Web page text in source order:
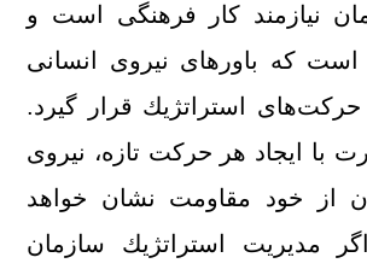
نیازمند كار فرهنگی است و
كه باورهای نیروی انسانی
حركت‌های استراتژیك قرار گیرد.
با ایجاد هر حركت تازه، نیروی
از خود مقاومت نشان خواهد
اگر مدیریت استراتژیك سازمان